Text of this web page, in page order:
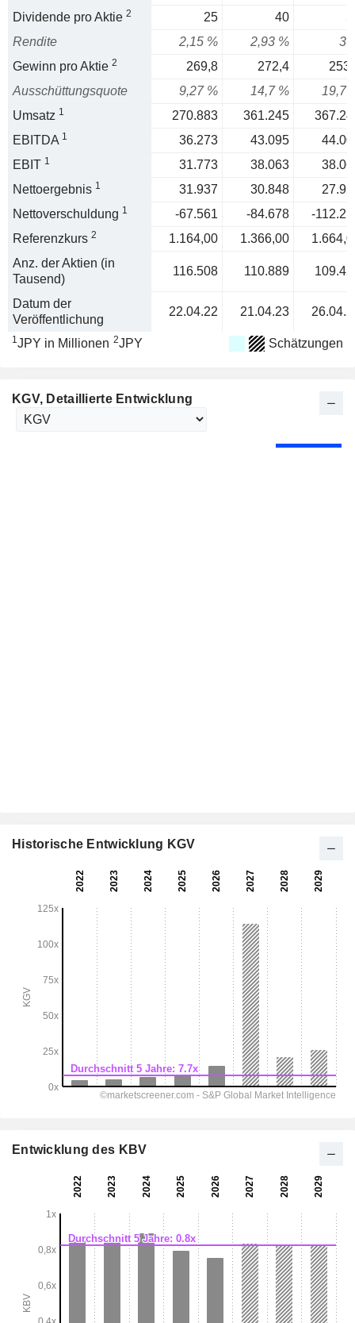
Dividende pro Aktie 2 25 40
Rendite
2,15 % 2,93 %
3
Gewinn pro Aktie 2 269,8 272,4
Ausschüttungsquote
9,27 % 14,7 %
19,7
Umsatz 1 270.883 361.245
EBITDA 1 36.273 43.095
EBIT 1 31.773 38.063
Nettoergebnis 1 31.937 30.848
Nettoverschuldung 1 -67.561 -84.678
-
Referenzkurs 2 1.164,00 1.366,00
Anz. der Aktien (in
Tausend)
116.508 110.889
Datum der
Veröffentlichung
22.04.22 21.04.23
1JPY in Millionen 2JPY Schätzungen
KGV, Detaillierte Entwicklung
Historische Entwicklung KGV
Entwicklung des KBV